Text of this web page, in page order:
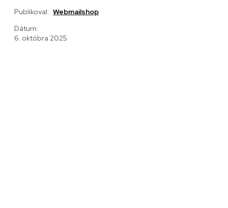
Publikoval: Webmailshop
Dátum:
6. októbra 2025